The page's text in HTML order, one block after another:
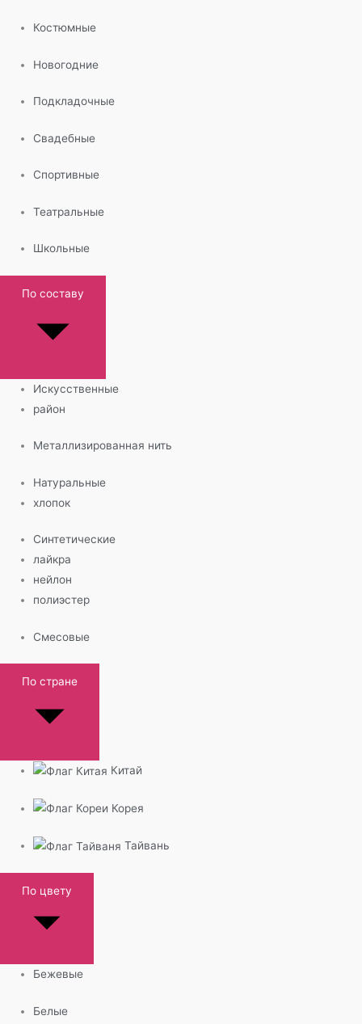
Костюмные
Новогодние
Подкладочные
Свадебные
Спортивные
Театральные
Школьные
По составу
Искусственные
район
Металлизированная нить
Натуральные
хлопок
Синтетические
лайкра
нейлон
полиэстер
Смесовые
По стране
Китай
Корея
Тайвань
По цвету
Бежевые
Белые